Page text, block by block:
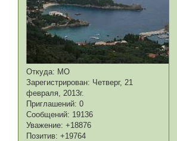
Откуда: МО
Зарегистрирован: Четверг, 21
февраля, 2013г.
Приглашений: 0
Сообщений: 19136
Уважение: +18876
Позитив: +19764